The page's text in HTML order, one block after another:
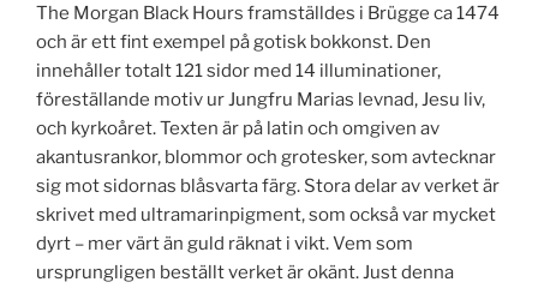
The Morgan Black Hours framställdes i Brügge ca 1474
och är ett fint exempel på gotisk bokkonst. Den
innehåller totalt 121 sidor med 14 illuminationer,
föreställande motiv ur Jungfru Marias levnad, Jesu liv,
och kyrkoåret. Texten är på latin och omgiven av
akantusrankor, blommor och grotesker, som avtecknar
sig mot sidornas blåsvarta färg. Stora delar av verket är
skrivet med ultramarinpigment, som också var mycket
dyrt – mer värt än guld räknat i vikt. Vem som
ursprungligen beställt verket är okänt. Just denna